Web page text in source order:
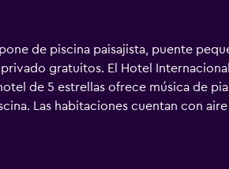
de piscina paisajista, puente
gratuitos. El Hotel
de 5 estrellas ofrece música de
Las habitaciones cuentan con
baños incluyen bañera. TV y
en coche. El aeropuerto de Perales